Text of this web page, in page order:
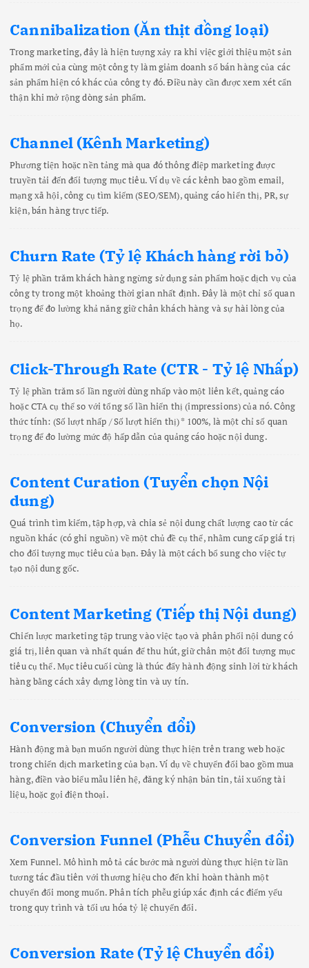
Cannibalization (Ăn thịt đồng loại)
Trong marketing, đây là hiện tượng xảy ra khi việc giới thiệu một sản
phẩm mới của cùng một công ty làm giảm doanh số bán hàng của các
sản phẩm hiện có khác của công ty đó. Điều này cần được xem xét cẩn
thận khi mở rộng dòng sản phẩm.
Channel (Kênh Marketing)
Phương tiện hoặc nền tảng mà qua đó thông điệp marketing được
truyền tải đến đối tượng mục tiêu. Ví dụ về các kênh bao gồm email,
mạng xã hội, công cụ tìm kiếm (SEO/SEM), quảng cáo hiển thị, PR, sự
kiện, bán hàng trực tiếp.
Churn Rate (Tỷ lệ Khách hàng rời bỏ)
Tỷ lệ phần trăm khách hàng ngừng sử dụng sản phẩm hoặc dịch vụ của
công ty trong một khoảng thời gian nhất định. Đây là một chỉ số quan
trọng để đo lường khả năng giữ chân khách hàng và sự hài lòng của
họ.
Click-Through Rate (CTR - Tỷ lệ Nhấp)
Tỷ lệ phần trăm số lần người dùng nhấp vào một liên kết, quảng cáo
hoặc CTA cụ thể so với tổng số lần hiển thị (impressions) của nó. Công
thức tính: (Số lượt nhấp / Số lượt hiển thị) * 100%, là một chỉ số quan
trọng để đo lường mức độ hấp dẫn của quảng cáo hoặc nội dung.
Content Curation (Tuyển chọn Nội
dung)
Quá trình tìm kiếm, tập hợp, và chia sẻ nội dung chất lượng cao từ các
nguồn khác (có ghi nguồn) về một chủ đề cụ thể, nhằm cung cấp giá trị
cho đối tượng mục tiêu của bạn. Đây là một cách bổ sung cho việc tự
tạo nội dung gốc.
Content Marketing (Tiếp thị Nội dung)
Chiến lược marketing tập trung vào việc tạo và phân phối nội dung có
giá trị, liên quan và nhất quán để thu hút, giữ chân một đối tượng mục
tiêu cụ thể. Mục tiêu cuối cùng là thúc đẩy hành động sinh lời từ khách
hàng bằng cách xây dựng lòng tin và uy tín.
Conversion (Chuyển đổi)
Hành động mà bạn muốn người dùng thực hiện trên trang web hoặc
trong chiến dịch marketing của bạn. Ví dụ về chuyển đổi bao gồm mua
hàng, điền vào biểu mẫu liên hệ, đăng ký nhận bản tin, tải xuống tài
liệu, hoặc gọi điện thoại.
Conversion Funnel (Phễu Chuyển đổi)
Xem Funnel. Mô hình mô tả các bước mà người dùng thực hiện từ lần
tương tác đầu tiên với thương hiệu cho đến khi hoàn thành một
chuyển đổi mong muốn. Phân tích phễu giúp xác định các điểm yếu
trong quy trình và tối ưu hóa tỷ lệ chuyển đổi.
Conversion Rate (Tỷ lệ Chuyển đổi)